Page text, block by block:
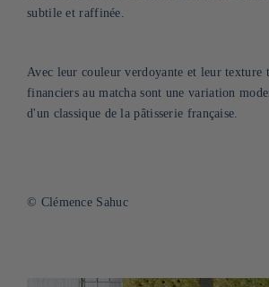
subtile et raffinée.
Avec leur couleur verdoyante et leur texture
financiers au matcha sont une variation
d'un classique de la pâtisserie française.
© Clémence Sahuc